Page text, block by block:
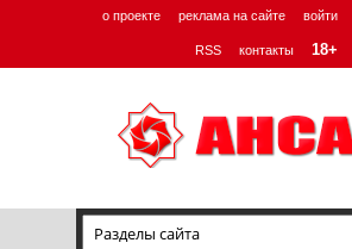
о проекте реклама на сайте войти
RSS контакты 18+